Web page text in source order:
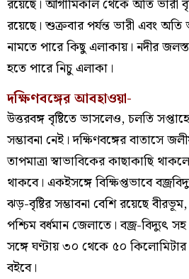
রয়েছে। আগামিকাল থেকে অতি ভারী
রয়েছে। শুক্রবার পর্যন্ত ভারী এবং অতি
নামতে পারে কিছু এলাকায়। নদীর
হতে পারে নিচু এলাকা।
দক্ষিণবঙ্গের আবহাওয়া-
উত্তরবঙ্গ বৃষ্টিতে ভাসলেও, চলতি
সম্ভাবনা নেই। দক্ষিণবঙ্গের বাতাসে
তাপমাত্রা স্বাভাবিকের কাছাকাছি
থাকবে। একইসঙ্গে বিক্ষিপ্তভাবে
ঝড়-বৃষ্টির সম্ভাবনা বেশি রয়েছে বীরভূম,
পশ্চিম বর্ধমান জেলাতে। বজ্র-বিদ্যুৎ
সঙ্গে ঘণ্টায় ৩০ থেকে ৫০
বইবে।